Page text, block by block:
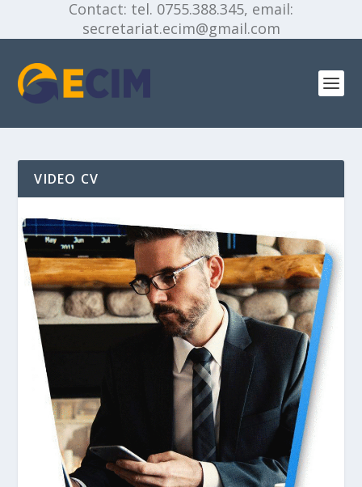
Contact: tel. 0755.388.345, email:
secretariat.ecim@gmail.com
VIDEO CV